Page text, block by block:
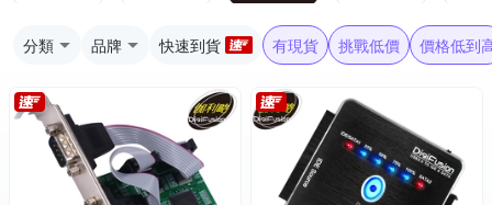
分類 品牌 快速到貨 有現貨 挑戰低價 價格低到